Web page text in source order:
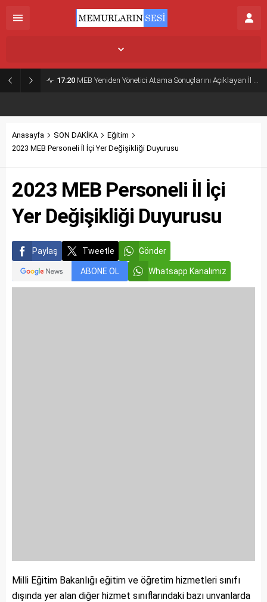
17:20 MEB Yeniden Yönetici Atama Sonuçlarını Açıklayan İl MEM’ler Listesi
Anasayfa SON DAKİKA
Eğitim
2023 MEB Personeli İl İçi Yer Değişikliği Duyurusu
2023 MEB Personeli İl İçi
Yer Değişikliği Duyurusu
Paylaş Tweetle Gönder
ABONE OL Whatsapp Kanalımız
Milli Eğitim Bakanlığı eğitim ve öğretim hizmetleri sınıfı
dışında yer alan diğer hizmet sınıflarındaki bazı unvanlarda